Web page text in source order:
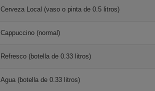
Cerveza Local (vaso o pinta de 0.5 litros)
Cappuccino (normal)
Refresco (botella de 0.33 litros)
Agua (botella de 0.33 litros)